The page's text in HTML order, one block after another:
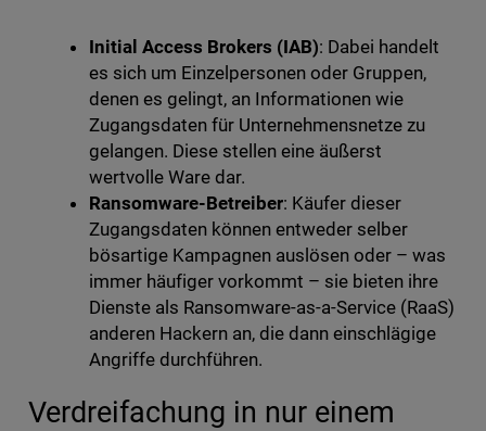
Initial Access Brokers (IAB): Dabei handelt
es sich um Einzelpersonen oder Gruppen,
denen es gelingt, an Informationen wie
Zugangsdaten für Unternehmensnetze zu
gelangen. Diese stellen eine äußerst
wertvolle Ware dar.
Ransomware-Betreiber: Käufer dieser
Zugangsdaten können entweder selber
bösartige Kampagnen auslösen oder – was
immer häufiger vorkommt – sie bieten ihre
Dienste als Ransomware-as-a-Service (RaaS)
anderen Hackern an, die dann einschlägige
Angriffe durchführen.
Verdreifachung in nur einem